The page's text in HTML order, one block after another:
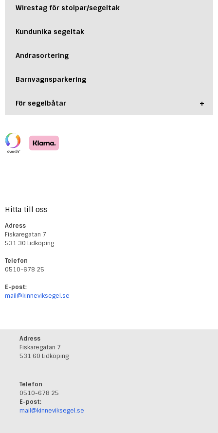
Wirestag för stolpar/segeltak
Kundunika segeltak
Andrasortering
Barnvagnsparkering
+
För segelbåtar
Hitta till oss
Adress
Fiskaregatan 7
531 30 Lidköping
Telefon
0510-678 25
E-post:
mail@kinneviksegel.se
Adress
Fiskaregatan 7
531 60 Lidköping
Telefon
0510-678 25
E-post:
mail@kinneviksegel.se